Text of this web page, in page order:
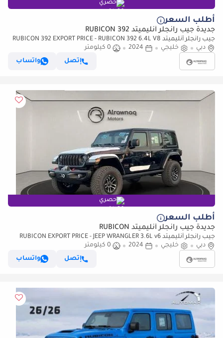
حصري
أطلب السعر
جديدة جيب رانجلر أنليميتد RUBICON 392
جيب رانجلر أنليميتد RUBICON 392 EXPORT PRICE - RUBICON 392 6.4L V8
(للتصدير فقط)
دبي خليجي 2024
0 كيلومتر
إتصل
واتساب
حصري
أطلب السعر
جديدة جيب رانجلر أنليميتد RUBICON
جيب رانجلر أنليميتد RUBICON EXPORT PRICE - JEEP WRANGLER 3.6L v6
(للتصدير فقط)
دبي خليجي 2024
0 كيلومتر
إتصل
واتساب